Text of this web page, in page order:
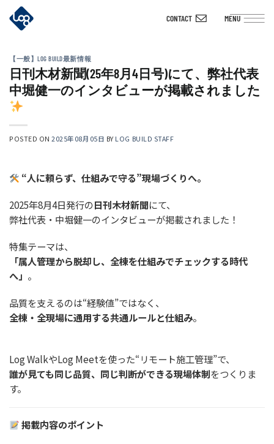
Skip
CONTACT MENU
【一般】LOG BUILD最新情報
日刊木材新聞(25年8月4日号)にて、弊社代表
中堀健一のインタビューが掲載されました
POSTED ON2025年08月05日 BY LOG BUILD STAFF
“人に頼らず、仕組みで守る”現場づくりへ。
2025年8月4日発行の日刊木材新聞にて、
弊社代表・中堀健一のインタビューが掲載されました！
特集テーマは、
「属人管理から脱却し、全棟を仕組みでチェックする時代
へ」 。
品質を支えるのは“経験値”ではなく、
全棟・全現場に通用する共通ルールと仕組み。
Log WalkやLog Meetを使った“リモート施工管理”で、
誰が見ても同じ品質、同じ判断ができる現場体制をつくりま
す。
掲載内容のポイント